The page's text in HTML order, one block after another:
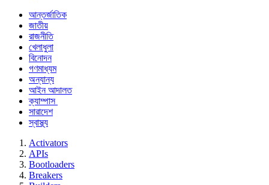
আন্তর্জাতিক
জাতীয়
রাজনীতি
খেলাধুলা
বিনোদন
গণমাধ্যম
অন্যান্য
আইন আদালত
ক্যাম্পাস
সারাদেশ
স্বাস্থ্য
Activators
APIs
Bootloaders
Breakers